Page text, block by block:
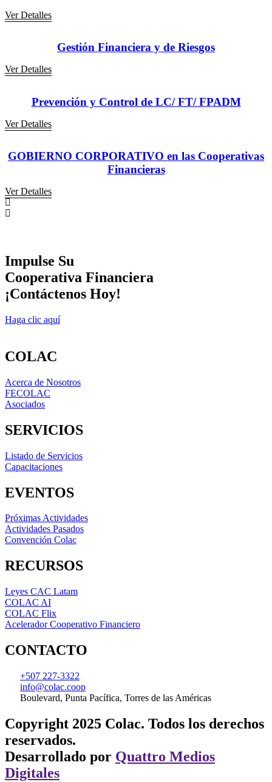
Ver Detalles
Gestión Financiera y de Riesgos
Ver Detalles
Prevención y Control de LC/ FT/ FPADM
Ver Detalles
GOBIERNO CORPORATIVO en las Cooperativas
Financieras
Ver Detalles
Impulse Su
Cooperativa Financiera
¡Contáctenos Hoy!
Haga clic aquí
COLAC
Acerca de Nosotros
FECOLAC
Asociados
SERVICIOS
Listado de Servicios
Capacitaciones
EVENTOS
Próximas Actividades
Actividades Pasados
Convención Colac
RECURSOS
Leyes CAC Latam
COLAC AI
COLAC Flix
Acelerador Cooperativo Financiero
CONTACTO
+507 227-3322
info@colac.coop
Boulevard, Punta Pacífica, Torres de las Américas
Copyright 2025 Colac. Todos los derechos
reservados.
Desarrollado por Quattro Medios
Digitales